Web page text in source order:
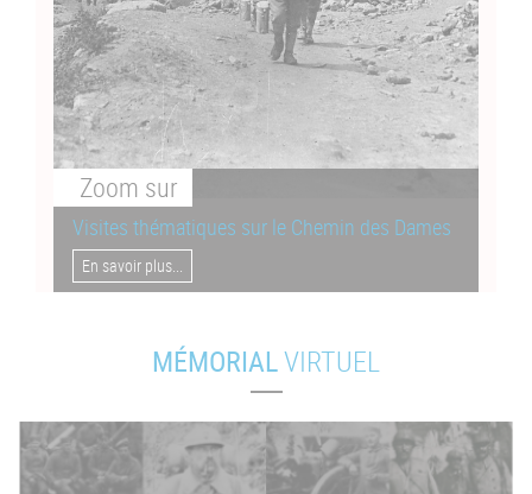
Zoom sur
Visites thématiques sur le Chemin des Dames
En savoir plus...
MÉMORIALVIRTUEL